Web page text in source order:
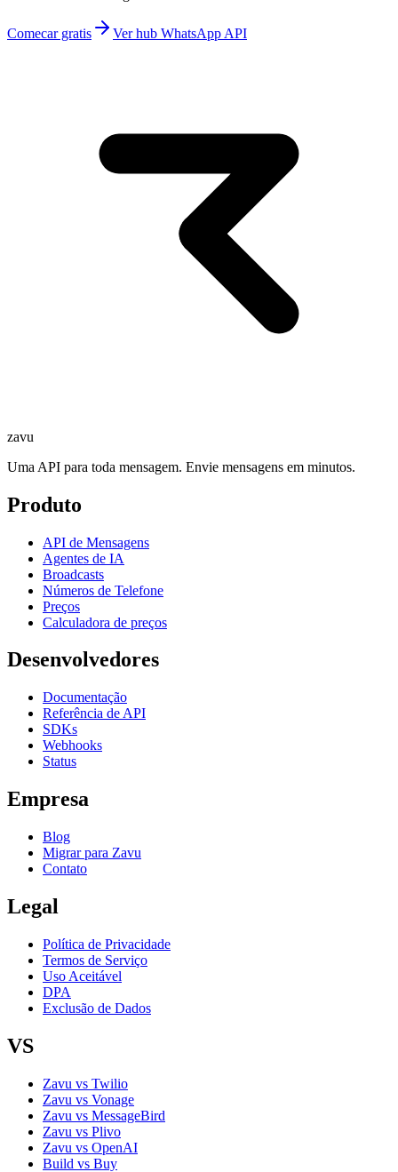
Comecar gratis Ver hub WhatsApp API
zavu
Uma API para toda mensagem. Envie mensagens em minutos.
Produto
API de Mensagens
Agentes de IA
Broadcasts
Números de Telefone
Preços
Calculadora de preços
Desenvolvedores
Documentação
Referência de API
SDKs
Webhooks
Status
Empresa
Blog
Migrar para Zavu
Contato
Legal
Política de Privacidade
Termos de Serviço
Uso Aceitável
DPA
Exclusão de Dados
VS
Zavu vs Twilio
Zavu vs Vonage
Zavu vs MessageBird
Zavu vs Plivo
Zavu vs OpenAI
Build vs Buy